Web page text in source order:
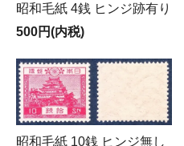
昭和毛紙 4銭 ヒンジ跡有り
500円(内税)
昭和毛紙 10銭 ヒンジ無し